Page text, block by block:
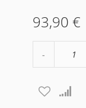
93,90 €
κατά
1